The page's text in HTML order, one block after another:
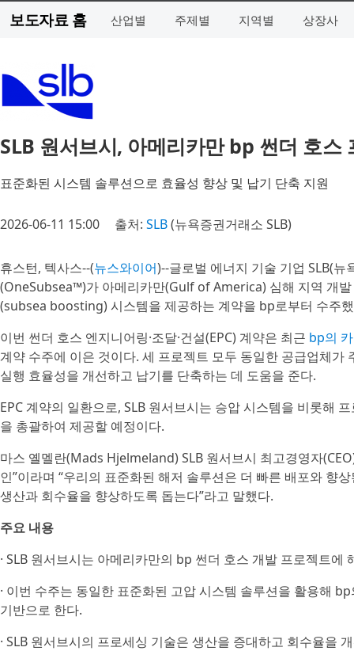
보도자료 홈 산업별 주제별 지역별 상장사
SLB 원서브시, 아메리카만 bp 썬더 호
표준화된 시스템 솔루션으로 효율성 향상 및 납기 단축 지원
2026-06-11 15:00 출처: SLB(뉴욕증권거래소 SLB)
휴스턴, 텍사스--(뉴스와이어)--글로벌 에너지 기술 기업 SLB(
(OneSubsea™)가 아메리카만(Gulf of America) 심해 지역 개
(subsea boosting) 시스템을 제공하는 계약을 bp로부터 수주
이번 썬더 호스 엔지니어링·조달·건설(EPC) 계약은 최근 bp의
계약 수주에 이은 것이다. 세 프로젝트 모두 동일한 공급업체
실행 효율성을 개선하고 납기를 단축하는 데 도움을 준다.
EPC 계약의 일환으로, SLB 원서브시는 승압 시스템을 비롯해
을 총괄하여 제공할 예정이다.
마스 옐멜란(Mads Hjelmeland) SLB 원서브시 최고경영자
인”이라며 “우리의 표준화된 해저 솔루션은 더 빠른 배포와 향
생산과 회수율을 향상하도록 돕는다”라고 말했다.
주요 내용
· SLB 원서브시는 아메리카만의 bp 썬더 호스 개발 프로젝트에
· 이번 수주는 동일한 표준화된 고압 시스템 솔루션을 활용해
기반으로 한다.
· SLB 원서브시의 프로세싱 기술은 생산을 증대하고 회수율을